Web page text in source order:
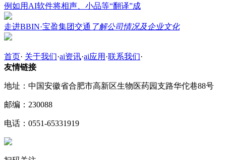
例如用AI软件将相声、小品等“翻译”成
走进BBIN·宝盈集团交通 了解公司情况及企业文化
首页· 关于我们·ai资讯·ai应用 ·联系我们·
友情链接
地址：中国安徽省合肥市高新区生物医药园支路华佗巷88号
邮编：230088
电话：0551-65331919